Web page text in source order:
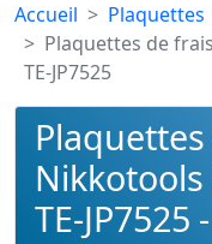
Accueil Plaquettes
Plaquettes de
TE-JP7525
Nikkotools
TE-JP7525